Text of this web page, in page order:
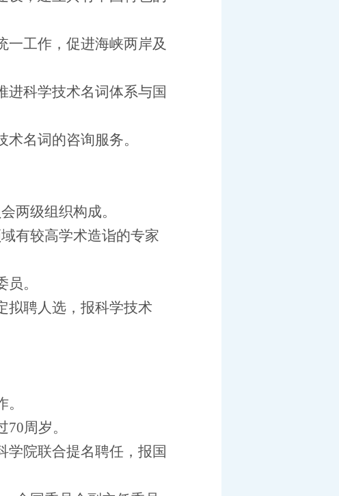
一工作，促进海峡两岸及
进科学技术名词体系与国
名词的咨询服务。
两级组织构成。
有较高学术造诣的专家
。
拟聘人选，报科学技术
70周岁。
学院联合提名聘任，报国